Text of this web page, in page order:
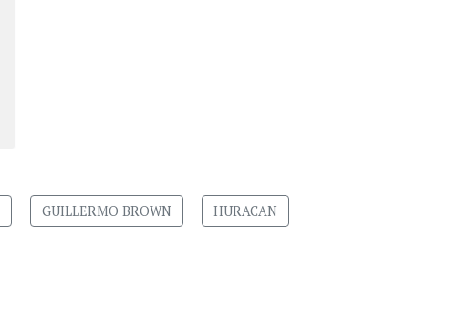
GUILLERMO BROWN HURACAN